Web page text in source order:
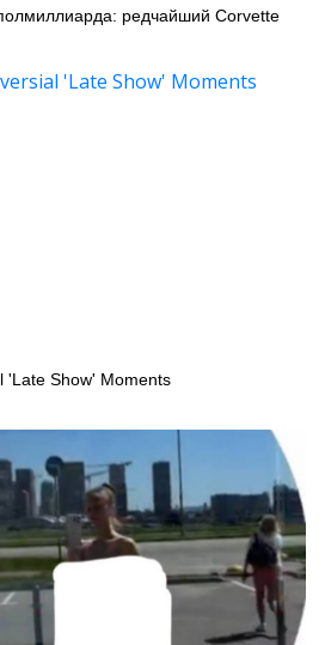
редчайший Corvette
'Late Show' Moments